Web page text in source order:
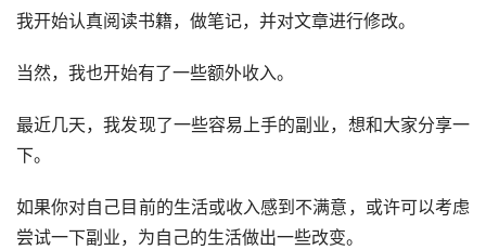
我开始认真阅读书籍，做笔记，并对文章进行修改。
当然，我也开始有了一些额外收入。
最近几天，我发现了一些容易上手的副业，想和大家分享一
下。
如果你对自己目前的生活或收入感到不满意，或许可以考虑
尝试一下副业，为自己的生活做出一些改变。